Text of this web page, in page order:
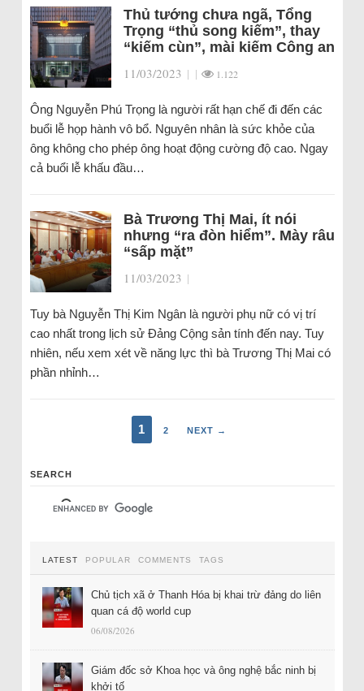
Thủ tướng chưa ngã, Tổng
Trọng “thủ song kiếm”, thay
“kiếm cùn”, mài kiếm Công an
11/03/2023 | | 1.122
Ông Nguyễn Phú Trọng là người rất hạn chế đi đến các
buổi lễ họp hành vô bổ. Nguyên nhân là sức khỏe của
ông không cho phép ông hoạt động cường độ cao. Ngay
cả buổi lễ khấu đầu…
Bà Trương Thị Mai, ít nói
nhưng “ra đòn hiểm”. Mày râu
“sấp mặt”
11/03/2023 |
Tuy bà Nguyễn Thị Kim Ngân là người phụ nữ có vị trí
cao nhất trong lịch sử Đảng Cộng sản tính đến nay. Tuy
nhiên, nếu xem xét về năng lực thì bà Trương Thị Mai có
phần nhỉnh…
1 2 NEXT →
SEARCH
LATEST POPULAR COMMENTS TAGS
Chủ tịch xã ở Thanh Hóa bị khai trừ đảng do liên
quan cá độ world cup
06/08/2026
Giám đốc sở Khoa học và ông nghệ bắc ninh bị
khởi tố